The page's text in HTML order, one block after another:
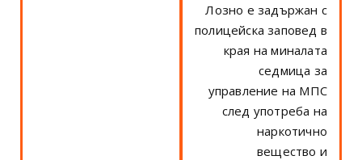
Лозно е задържан с
полицейска заповед в
края на миналата
седмица за
управление на МПС
след употреба на
наркотично
вещество и